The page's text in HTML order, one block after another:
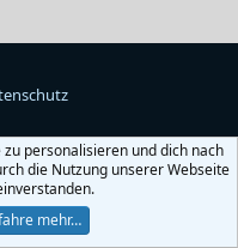
personalisieren und dich nach
die Nutzung unserer Webseite
mehr…